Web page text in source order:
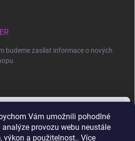
Vám umožnili pohodlné
provozu webu neustále
výkon a použitelnost.. Více
budeme zasílat informace o nových
spodmínkami ochrany osobních údajů